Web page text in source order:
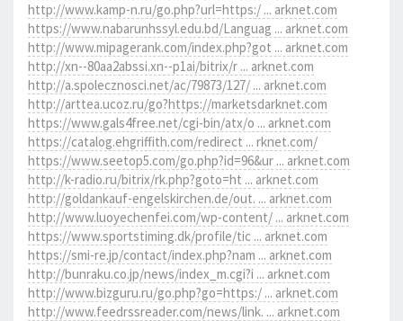
http://www.kamp-n.ru/go.php?url=https:/ ... arknet.com
https://www.nabarunhssyl.edu.bd/Languag ... arknet.com
http://www.mipagerank.com/index.php?got ... arknet.com
http://xn--80aa2abssi.xn--p1ai/bitrix/r ... arknet.com
http://a.spolecznosci.net/ac/79873/127/ ... arknet.com
http://arttea.ucoz.ru/go?https://marketsdarknet.com
https://www.gals4free.net/cgi-bin/atx/o ... arknet.com
https://catalog.ehgriffith.com/redirect ... rknet.com/
https://www.seetop5.com/go.php?id=96&ur ... arknet.com
http://k-radio.ru/bitrix/rk.php?goto=ht ... arknet.com
http://goldankauf-engelskirchen.de/out. ... arknet.com
http://www.luoyechenfei.com/wp-content/ ... arknet.com
https://www.sportstiming.dk/profile/tic ... arknet.com
https://smi-re.jp/contact/index.php?nam ... arknet.com
http://bunraku.co.jp/news/index_m.cgi?i ... arknet.com
http://www.bizguru.ru/go.php?go=https:/ ... arknet.com
http://www.feedrssreader.com/news/link. ... arknet.com